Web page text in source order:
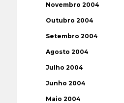
Novembro 2004
Outubro 2004
Setembro 2004
Agosto 2004
Julho 2004
Junho 2004
Maio 2004